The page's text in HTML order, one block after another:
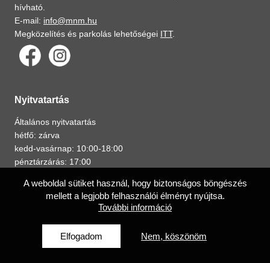
hívható.
E-mail: info@mnm.hu
Megközelítés és parkolás lehetőségei ITT.
Nyitvatartás
Általános nyitvatartás
hétfő: zárva
kedd-vasárnap: 10:00-18:00
pénztárzárás: 17:00
az épület zárása: 18:00
Az ÜNNEPI NYITVATARTÁS elérhető ITT.
Adatvédelmi tájékoztatóIskolai közösségi szolgálat
A weboldal sütiket használ, hogy biztonságos böngészés
mellett a legjobb felhasználói élményt nyújtsa.
További információ
Elfogadom Nem, köszönöm